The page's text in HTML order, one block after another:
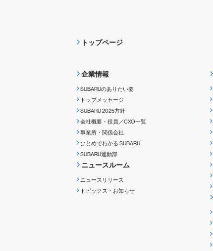
トップページ
企業情報
SUBARUのありたい姿
トップメッセージ
SUBARU 2025方針
会社概要・役員／CXO一覧
事業所・関係会社
ひとめでわかる SUBARU
SUBARU運動部
ニュースルーム
ニュースリリース
トピックス・お知らせ